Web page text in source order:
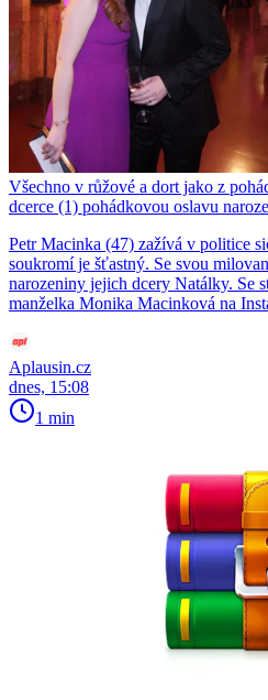
Všechno v růžové a dort jako z
dcerce (1) pohádkovou oslavu
Petr Macinka (47) zažívá v politice
soukromí je šťastný. Se svou
narozeniny jejich dcery Natálky. Se
manželka Monika Macinková na
Aplausin.cz
dnes, 15:08
1 min